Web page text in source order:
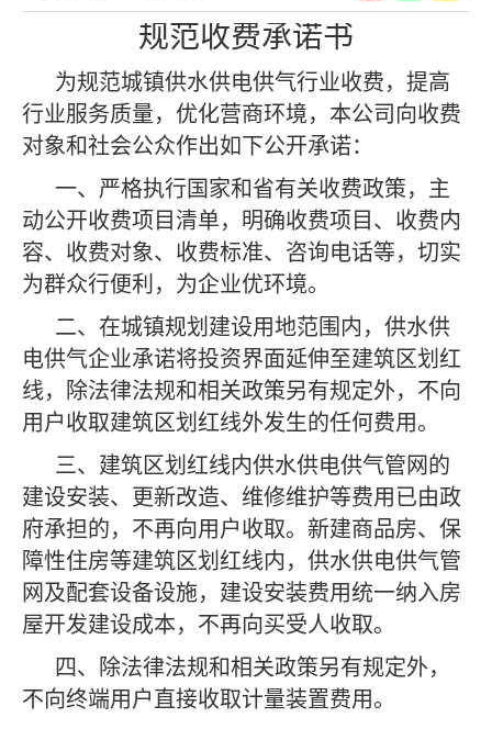
规范收费承诺书
为规范城镇供水供电供气行业收费，提高
行业服务质量，优化营商环境，本公司向收费
对象和社会公众作出如下公开承诺：
一、严格执行国家和省有关收费政策，主
动公开收费项目清单，明确收费项目、收费内
容、收费对象、收费标准、咨询电话等，切实
为群众行便利，为企业优环境。
二、在城镇规划建设用地范围内，供水供
电供气企业承诺将投资界面延伸至建筑区划红
线，除法律法规和相关政策另有规定外，不向
用户收取建筑区划红线外发生的任何费用。
三、建筑区划红线内供水供电供气管网的
建设安装、更新改造、维修维护等费用已由政
府承担的，不再向用户收取。新建商品房、保
障性住房等建筑区划红线内，供水供电供气管
网及配套设备设施，建设安装费用统一纳入房
屋开发建设成本，不再向买受人收取。
四、除法律法规和相关政策另有规定外，
不向终端用户直接收取计量装置费用。